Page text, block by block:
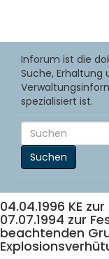
Inforum ist die
Suche, Erhaltung
spezialisiert ist.
Suchen
04.04.1996 KE
07.07.1994 zur
beachtenden